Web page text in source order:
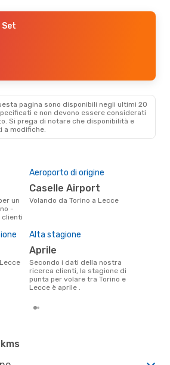
Set
pagina sono disponibili negli ultimi 20
e non devono essere considerati
Si prega di notare che disponibilità e
a modifiche.
-
clienti
Aeroporto di origine
Caselle Airport
Volando da Torino a Lecce
Alta stagione
aprile
Secondo i dati della nostra
ricerca clienti, la stagione di
punta per volare tra Torino e
Lecce è aprile .